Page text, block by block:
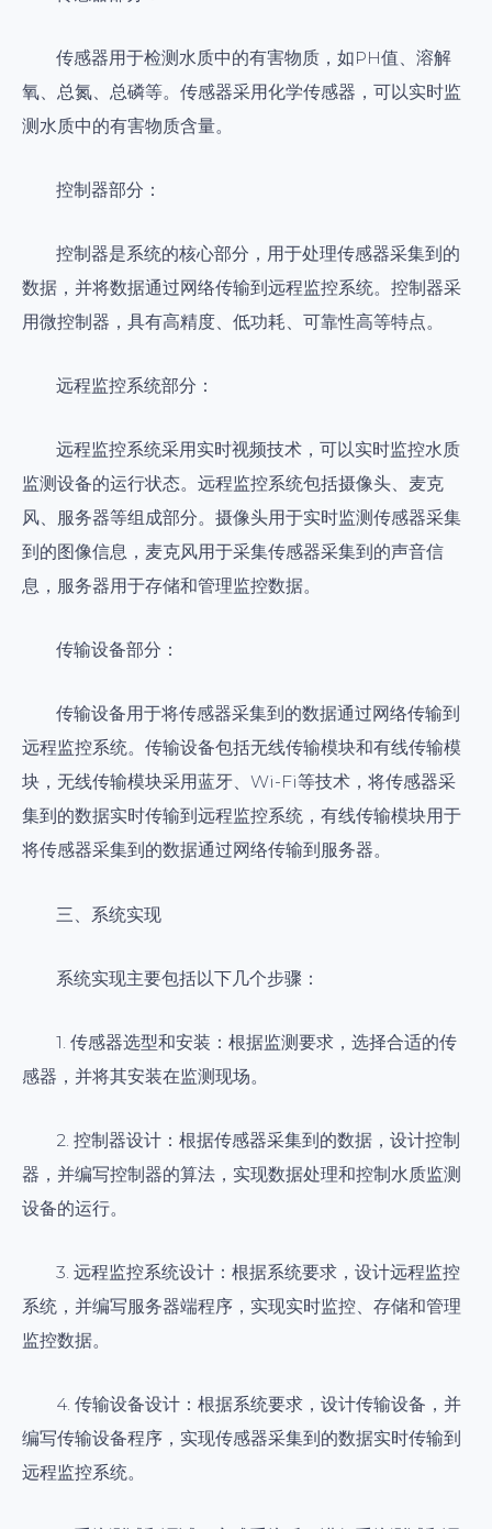
传感器用于检测水质中的有害物质，如PH值、溶解
氧、总氮、总磷等。传感器采用化学传感器，可以实时监
测水质中的有害物质含量。
控制器部分：
控制器是系统的核心部分，用于处理传感器采集到的
数据，并将数据通过网络传输到远程监控系统。控制器采
用微控制器，具有高精度、低功耗、可靠性高等特点。
远程监控系统部分：
远程监控系统采用实时视频技术，可以实时监控水质
监测设备的运行状态。远程监控系统包括摄像头、麦克
风、服务器等组成部分。摄像头用于实时监测传感器采集
到的图像信息，麦克风用于采集传感器采集到的声音信
息，服务器用于存储和管理监控数据。
传输设备部分：
传输设备用于将传感器采集到的数据通过网络传输到
远程监控系统。传输设备包括无线传输模块和有线传输模
块，无线传输模块采用蓝牙、Wi-Fi等技术，将传感器采
集到的数据实时传输到远程监控系统，有线传输模块用于
将传感器采集到的数据通过网络传输到服务器。
三、系统实现
系统实现主要包括以下几个步骤：
1. 传感器选型和安装：根据监测要求，选择合适的传
感器，并将其安装在监测现场。
2. 控制器设计：根据传感器采集到的数据，设计控制
器，并编写控制器的算法，实现数据处理和控制水质监测
设备的运行。
3. 远程监控系统设计：根据系统要求，设计远程监控
系统，并编写服务器端程序，实现实时监控、存储和管理
监控数据。
4. 传输设备设计：根据系统要求，设计传输设备，并
编写传输设备程序，实现传感器采集到的数据实时传输到
远程监控系统。